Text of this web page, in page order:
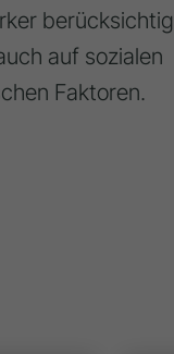
auf sozialen
Faktoren.